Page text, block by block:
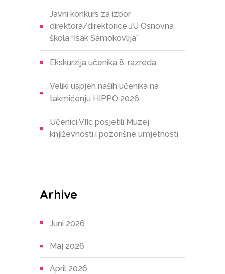
Javni konkurs za izbor
direktora/direktorice JU Osnovna
škola “Isak Samokovlija”
Ekskurzija učenika 8. razreda
Veliki uspjeh naših učenika na
takmičenju HIPPO 2026
Učenici VIIc posjetili Muzej
književnosti i pozorišne umjetnosti
Arhive
Juni 2026
Maj 2026
April 2026